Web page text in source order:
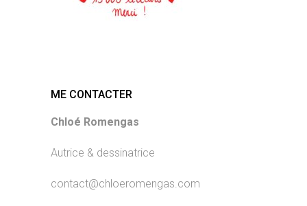
ME CONTACTER
Chloé Romengas
Autrice & dessinatrice
contact@chloeromengas.com